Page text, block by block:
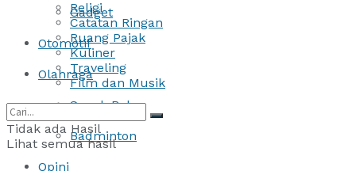
Gadget
Otomotif
Olahraga
Sepak Bola
Badminton
Opini
Religi
Catatan Ringan
Ruang Pajak
Kuliner
Traveling
Film dan Musik
Tidak ada Hasil
Lihat semua hasil